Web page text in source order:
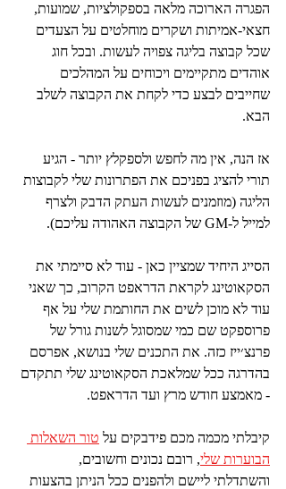
הפגרה הארוכה מלאה בספקולציות, שמועות,
חצאי-אמיתות ושקרים מוחלטים על הצעדים
שכל קבוצה בליגה צפויה לעשות. ובכל חוג
אוהדים מתקיימים ויכוחים על המהלכים
שחייבים לבצע כדי לקחת את הקבוצה לשלב
הבא.
אז הנה, אין מה לחפש ולספקלץ יותר - הגיע
תורי להציג בפניכם את הפתרונות שלי לקבוצות
הליגה (מוזמנים לעשות העתק הדבק ולצרף
למייל ל-GM של הקבוצה האהודה עליכם).
הסייג היחיד שמציין כאן - עוד לא סיימתי את
הסקאוטינג לקראת הדראפט הקרוב, כך שאני
עוד לא מוכן לשים את החותמת שלי על אף
פרוספקט שם כמי שמסוגל לשנות גורל של
פרנצ׳ייז כזה. את התכנים שלי בנושא, אפרסם
בהדרגה ככל שמלאכת הסקאוטינג שלי תתקדם
- מאמצע חודש מרץ ועד הדראפט.
קיבלתי מכמה מכם פידבקים על טור השאלות
הבוערות שלי, רובם נכונים וחשובים,
והשתדלתי ליישם ולהפנים ככל הניתן בהצעות